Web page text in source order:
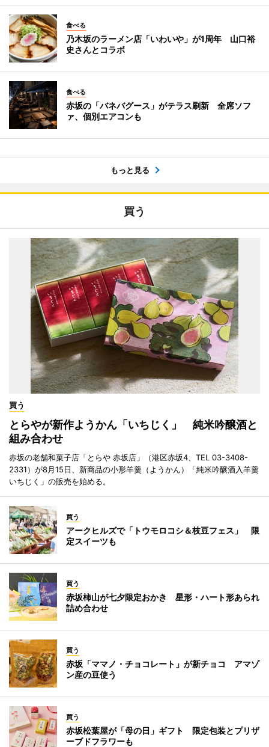
食べる
乃木坂のラーメン店「いわいや」が1周年 山口裕
史さんとコラボ
食べる
赤坂の「バネバグース」がテラス刷新 全席ソフ
ァ、個別エアコンも
もっと見る
買う
買う
とらやが新作ようかん「いちじく」 純米吟醸酒と
組み合わせ
赤坂の老舗和菓子店「とらや 赤坂店」（港区赤坂4、TEL 03-3408-
2331）が8月15日、新商品の小形羊羹（ようかん）「純米吟醸酒入羊羹
いちじく」の販売を始める。
買う
アークヒルズで「トウモロコシ＆枝豆フェス」 限
定スイーツも
買う
赤坂柿山が七夕限定おかき 星形・ハート形あられ
詰め合わせ
買う
赤坂「ママノ・チョコレート」が新チョコ アマゾ
ン産の豆使う
買う
赤坂松葉屋が「母の日」ギフト 限定包装とプリザ
ーブドフラワーも